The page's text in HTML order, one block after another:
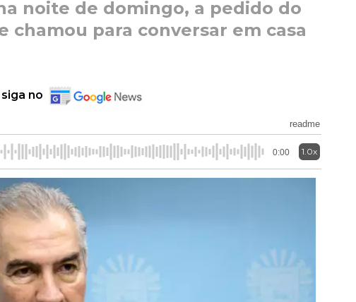
noite de domingo, a pedido do
chamou para conversar em casa
no
readme
0:00 1.0x